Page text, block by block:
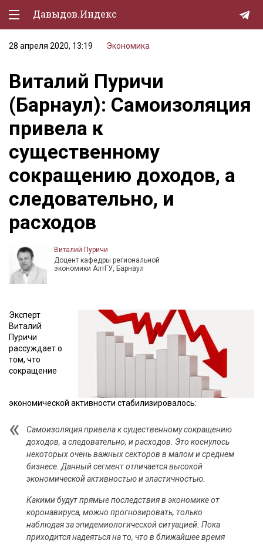
Давыдов.Индекс
Политическая жизнь
Экономика
Природа
Образование
Спорт
Культура
Lifestyle
Мурзилка
28 апреля 2020, 13:19 Экономика
Виталий Пуричи
(Барнаул): Самоизоляция
привела к
существенному
сокращению доходов, а
следовательно, и
расходов
Виталий Пуричи
Доцент кафедры региональной
экономики АлтГУ, Барнаул
Эксперт
Виталий
Пуричи
рассуждает о
том, что
сокращение
экономической активности стабилизировалось:
Самоизоляция привела к существенному сокращению
доходов, а следовательно, и расходов. Это коснулось
некоторых очень важных секторов в малом и среднем
бизнесе. Данный сегмент отличается высокой
экономической активностью и эластичностью.
Какими будут прямые последствия в экономике от
коронавируса, можно прогнозировать, только
наблюдая за эпидемиологической ситуацией. Пока
приходится надеяться на то, что в ближайшее время